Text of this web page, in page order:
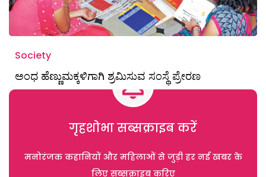
Society
ಅಂಧ ಹೆಣ್ಣುಮಕ್ಕಳಿಗಾಗಿ ಶ್ರಮಿಸುವ ಸಂಸ್ಥೆ ಪ್ರೇರಣ
गृहशोभा सब्सक्राइब करें
मनोरंजक कहानियों और महिलाओं से जुड़ी हर नई खबर के
लिए सब्सक्राइब करिए